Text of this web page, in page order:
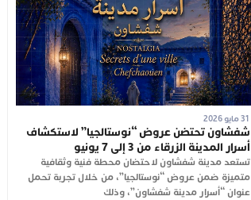
31 مايو 2026
شفشاون تحتضن عروض “نوستالجيا” لاستكشاف
أسرار المدينة الزرقاء من 3 إلى 7 يونيو
تستعد مدينة شفشاون لاحتضان محطة فنية وثقافية
متميزة ضمن عروض “نوستالجيا”، من خلال تجربة تحمل
عنوان “أسرار مدينة شفشاون”، وذلك